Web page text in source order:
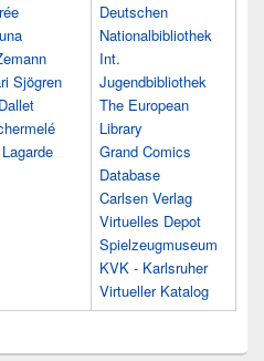
Sjögren
Deutschen
Nationalbibliothek
Int.
Jugendbibliothek
The European
Library
Grand Comics
Database
Carlsen Verlag
Virtuelles Depot
Spielzeugmuseum
KVK - Karlsruher
Virtueller Katalog